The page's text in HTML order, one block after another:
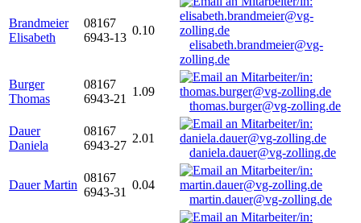
Brandmeier
Elisabeth
08167
6943-13
0.10
elisabeth.brandmeier@vg-
zolling.de
Burger
Thomas
08167
6943-21
1.09
thomas.burger@vg-zolling.de
Dauer
Daniela
08167
6943-27
2.01
daniela.dauer@vg-zolling.de
Dauer Martin
08167
6943-31
0.04
martin.dauer@vg-zolling.de